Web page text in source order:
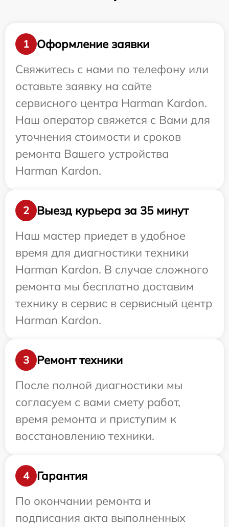
1
Оформление заявки
Свяжитесь с нами по телефону или
оставьте заявку на сайте
сервисного центра Harman Kardon.
Наш оператор свяжется с Вами для
уточнения стоимости и сроков
ремонта Вашего устройства
Harman Kardon.
2
Выезд курьера за 35 минут
Наш мастер приедет в удобное
время для диагностики техники
Harman Kardon. В случае сложного
ремонта мы бесплатно доставим
технику в сервис в сервисный центр
Harman Kardon.
3
Ремонт техники
После полной диагностики мы
согласуем с вами смету работ,
время ремонта и приступим к
восстановлению техники.
4
Гарантия
По окончании ремонта и
подписания акта выполненных